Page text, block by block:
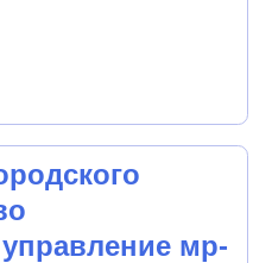
мр-